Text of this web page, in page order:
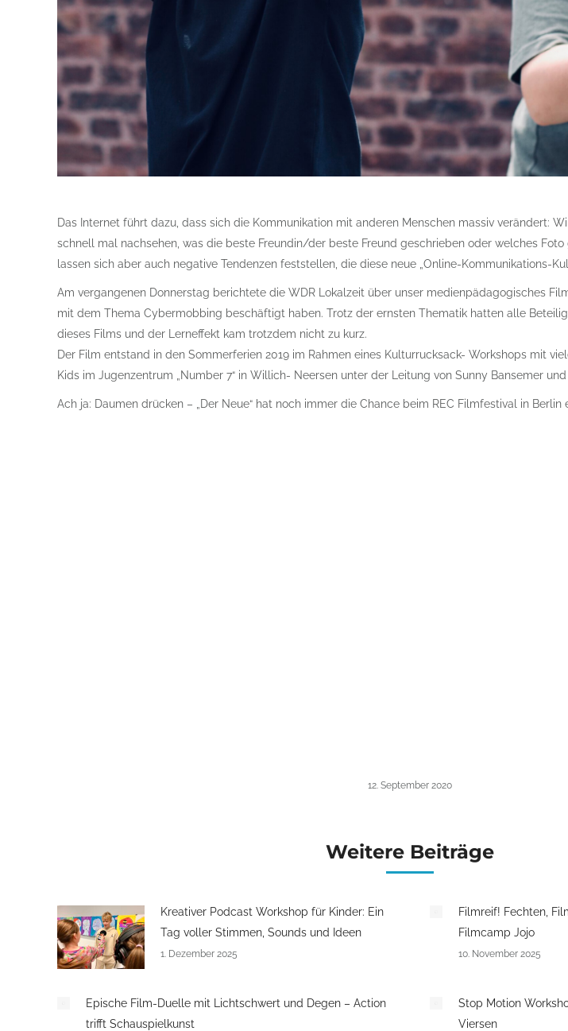
Das Internet führt dazu, dass sich die Kommunikation mit anderen Menschen massiv verändert:
schnell mal nachsehen, was die beste Freundin/der beste Freund geschrieben oder welches
lassen sich aber auch negative Tendenzen feststellen, die diese neue „Online-Kommunikations-
Am vergangenen Donnerstag berichtete die WDR Lokalzeit über unser medienpädagogisches
mit dem Thema Cybermobbing beschäftigt haben. Trotz der ernsten Thematik hatten alle
dieses Films und der Lerneffekt kam trotzdem nicht zu kurz.
Der Film entstand in den Sommerferien 2019 im Rahmen eines Kulturrucksack- Workshops mit
Kids im Jugenzentrum „Number 7“ in Willich- Neersen unter der Leitung von Sunny Bansemer
Ach ja: Daumen drücken – „Der Neue“ hat noch immer die Chance beim REC Filmfestival in Berlin
12. September 2020
Weitere Beiträge
Kreativer Podcast Workshop für Kinder: Ein
Tag voller Stimmen, Sounds und Ideen
1. Dezember 2025
Filmreif! Fechten,
Filmcamp Jojo
10. November 2025
Epische Film-Duelle mit Lichtschwert und Degen – Action
trifft Schauspielkunst
Stop Motion
Viersen